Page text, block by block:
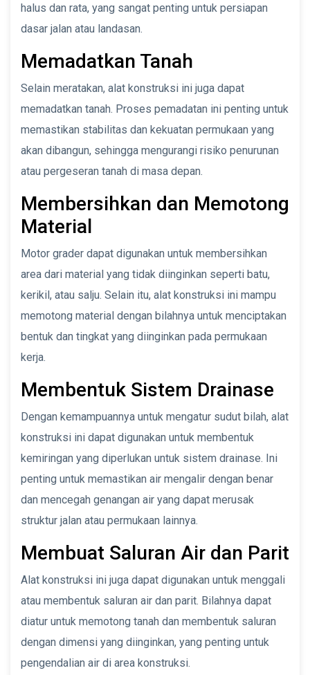
halus dan rata, yang sangat penting untuk persiapan
dasar jalan atau landasan.
Memadatkan Tanah
Selain meratakan, alat konstruksi ini juga dapat
memadatkan tanah. Proses pemadatan ini penting untuk
memastikan stabilitas dan kekuatan permukaan yang
akan dibangun, sehingga mengurangi risiko penurunan
atau pergeseran tanah di masa depan.
Membersihkan dan Memotong
Material
Motor grader dapat digunakan untuk membersihkan
area dari material yang tidak diinginkan seperti batu,
kerikil, atau salju. Selain itu, alat konstruksi ini mampu
memotong material dengan bilahnya untuk menciptakan
bentuk dan tingkat yang diinginkan pada permukaan
kerja.
Membentuk Sistem Drainase
Dengan kemampuannya untuk mengatur sudut bilah, alat
konstruksi ini dapat digunakan untuk membentuk
kemiringan yang diperlukan untuk sistem drainase. Ini
penting untuk memastikan air mengalir dengan benar
dan mencegah genangan air yang dapat merusak
struktur jalan atau permukaan lainnya.
Membuat Saluran Air dan Parit
Alat konstruksi ini juga dapat digunakan untuk menggali
atau membentuk saluran air dan parit. Bilahnya dapat
diatur untuk memotong tanah dan membentuk saluran
dengan dimensi yang diinginkan, yang penting untuk
pengendalian air di area konstruksi.